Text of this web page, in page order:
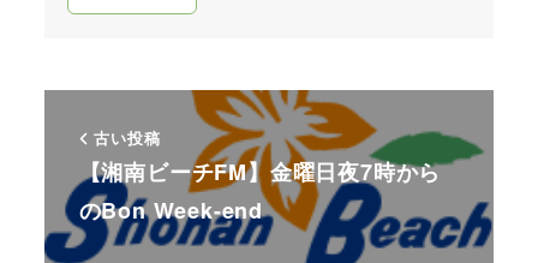
古い投稿
【湘南ビーチFM】金曜日夜7時から
のBon Week-end